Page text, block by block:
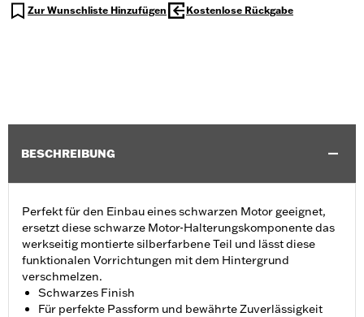
Zur Wunschliste Hinzufügen Kostenlose Rückgabe
BESCHREIBUNG
Perfekt für den Einbau eines schwarzen Motor geeignet,
ersetzt diese schwarze Motor-Halterungskomponente das
werkseitig montierte silberfarbene Teil und lässt diese
funktionalen Vorrichtungen mit dem Hintergrund
verschmelzen.
Schwarzes Finish
Für perfekte Passform und bewährte Zuverlässigkeit